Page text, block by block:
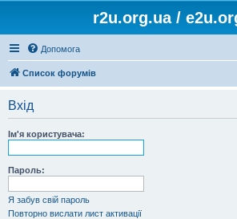
r2u.org.ua /
Допомога
Список форумів
Вхід
Ім'я користувача:
Пароль:
Я забув свій пароль
Повторно вислати лист активації